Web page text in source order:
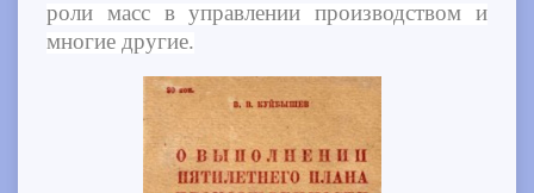
роли масс в управлении производством и
многие другие.